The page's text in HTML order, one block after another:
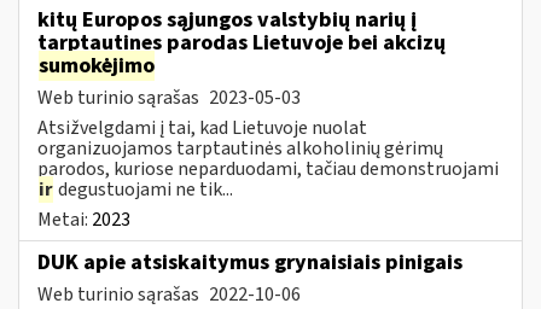
kitų Europos sąjungos valstybių narių į
tarptautines parodas Lietuvoje bei akcizų
sumokėjimo
Web turinio sąrašas 2023-05-03
Atsižvelgdami į tai, kad Lietuvoje nuolat
organizuojamos tarptautinės alkoholinių gėrimų
parodos, kuriose neparduodami, tačiau demonstruojami
irdegustuojami ne tik...
Metai: 2023
DUK apie atsiskaitymus grynaisiais pinigais
Web turinio sąrašas 2022-10-06